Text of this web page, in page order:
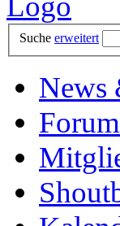
Suche erweitert
News
Forum